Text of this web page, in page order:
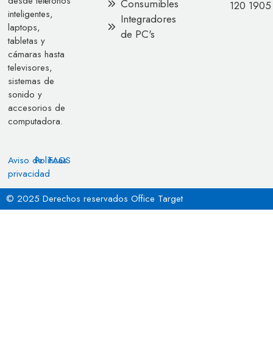
inteligentes,
laptops,
tabletas y
cámaras hasta
televisores,
sistemas de
sonido y
accesorios de
computadora.
Aviso de
privacidad
Políticas
FAQS
Consumibles
Integradores
de PC's
120 1905
© 2025 Derechos reservados Office Target